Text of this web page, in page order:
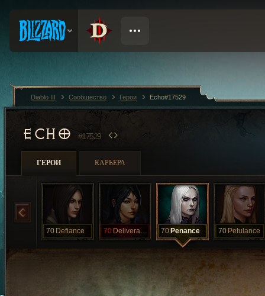
ECHO #17529
ГЕРОИ КАРЬЕРА
70 Defiance 70 Deliverance 70 Penance 70 Petulance
Diablo III Сообщество Герои Echo#17529